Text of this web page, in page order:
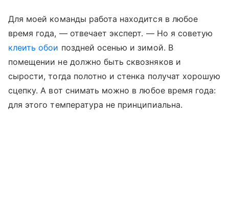
Для моей команды работа находится в любое
время года, — отвечает эксперт. — Но я советую
клеить обои поздней осенью и зимой. В
помещении не должно быть сквозняков и
сырости, тогда полотно и стенка получат хорошую
сцепку. А вот снимать можно в любое время года:
для этого температура не принципиальна.